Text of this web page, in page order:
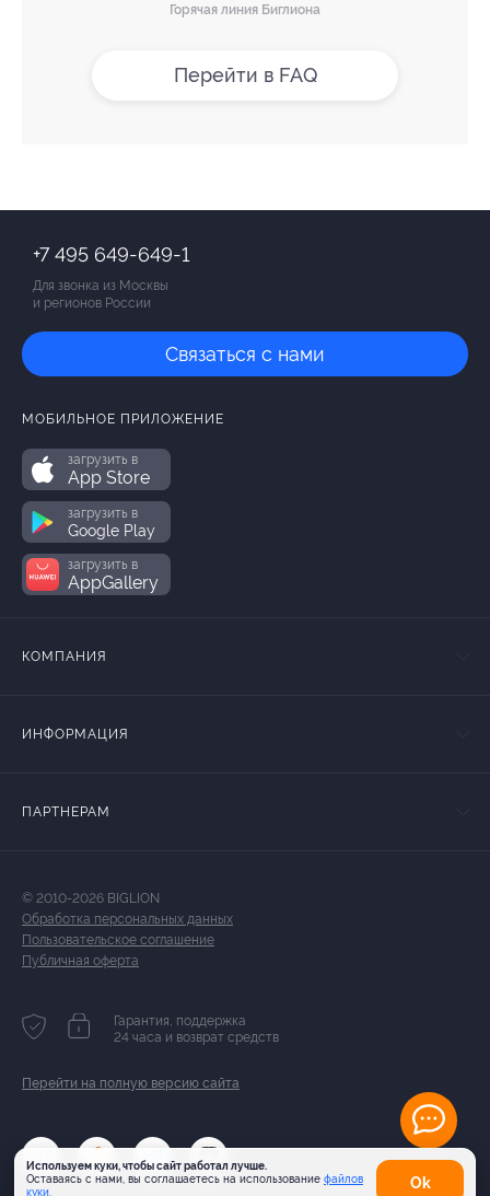
Горячая линия Биглиона
Перейти в FAQ
Используем куки, чтобы сайт работал лучше.
Оставаясь с нами, вы соглашаетесь на использование файлов
куки.
Оk
+7 495 649-649-1
Для звонка из Москвы
и регионов России
Связаться с нами
МОБИЛЬНОЕ ПРИЛОЖЕНИЕ
загрузить в
App Store
загрузить в
Google Play
загрузить в
AppGallery
КОМПАНИЯ
ИНФОРМАЦИЯ
ПАРТНЕРАМ
© 2010-2026 BIGLION
Обработка персональных данных
Пользовательское соглашение
Публичная оферта
Гарантия, поддержка
24 часа и возврат средств
Перейти на полную версию сайта